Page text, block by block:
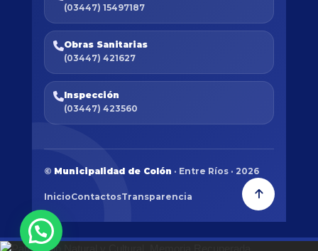
(03447) 15497187
Obras Sanitarias
(03447) 421627
Inspección
(03447) 423560
© Municipalidad de Colón · Entre Ríos · 2026
InicioContactosTransparencia